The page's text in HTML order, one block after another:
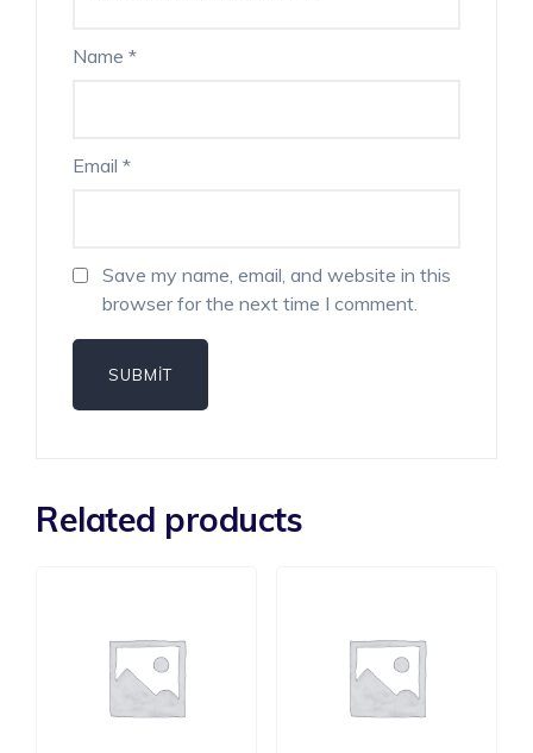
Name *
Email *
Save my name, email, and website in this
browser for the next time I comment.
Related products